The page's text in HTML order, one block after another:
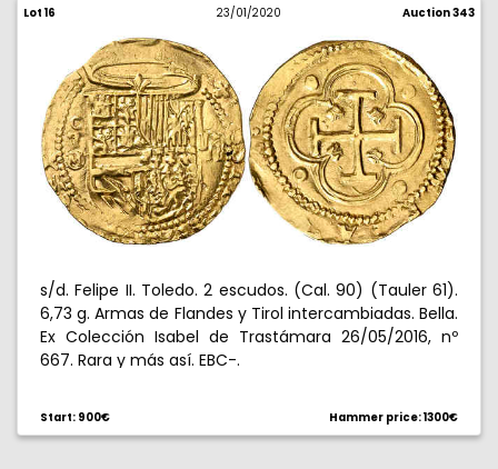
Lot 16 23/01/2020 Auction 343
s/d. Felipe II. Toledo. 2 escudos. (Cal. 90) (Tauler 61).
6,73 g. Armas de Flandes y Tirol intercambiadas. Bella.
Ex Colección Isabel de Trastámara 26/05/2016, nº
667. Rara y más así. EBC-.
Start: 900€ Hammer price: 1300€